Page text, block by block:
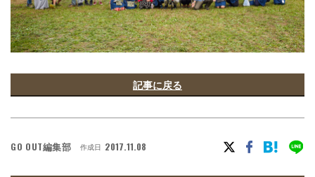
記事に戻る
GO OUT編集部 作成日 2017.11.08